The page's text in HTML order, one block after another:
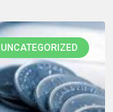
UNCATEGORIZED